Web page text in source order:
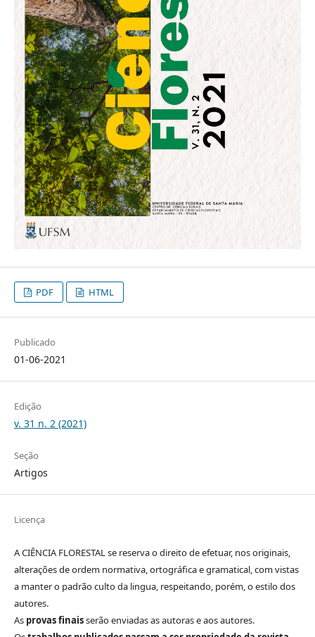
PDF HTML
Publicado
01-06-2021
Edição
v. 31 n. 2 (2021)
Seção
Artigos
Licença
A CIÊNCIA FLORESTAL se reserva o direito de efetuar, nos originais,
alterações de ordem normativa, ortográfica e gramatical, com vistas
a manter o padrão culto da lingua, respeitando, porém, o estilo dos
autores.
As provas finaisserão enviadas as autoras e aos autores.